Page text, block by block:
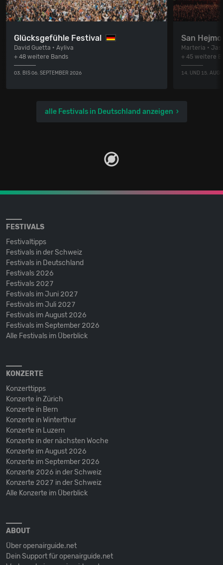
Glücksgefühle Festival
David Guetta • Ayliva
+ 48 weitere Bands
03. BIS 06. SEPTEMBER 2026
San
Marteria •
+ 45 weitere
14. UND 15.
alle Festivals in Deutschland anzeigen
FESTIVALS
Festivaltipps
Festivals in der Schweiz
Festivals in Deutschland
Festivals 2026
Festivals 2027
Festivals im Juni 2027
Festivals im Juli 2027
Festivals im August 2026
Festivals im September 2026
Alle Festivals im Überblick
KONZERTE
Konzerttipps
Konzerte in Zürich
Konzerte in Bern
Konzerte in Winterthur
Konzerte in Luzern
Konzerte in der nächsten Woche
Konzerte im August 2026
Konzerte im September 2026
Konzerte 2026 in der Schweiz
Konzerte 2027 in der Schweiz
Alle Konzerte im Überblick
ABOUT
Über openairguide.net
Dein Support für openairguide.net